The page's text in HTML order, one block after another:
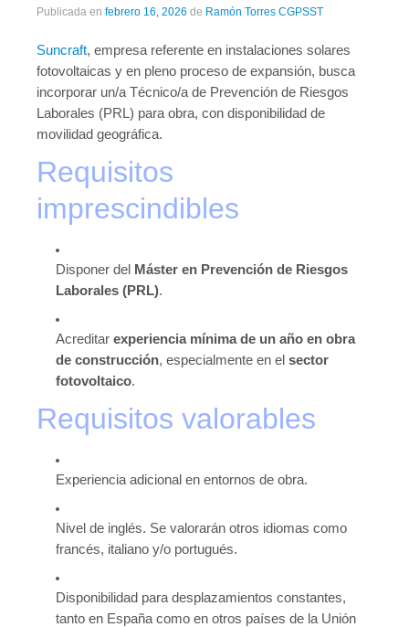
Publicaciones del CGPSST
Jurisprudencia
Publicaciones de las asociaciones
Publicaciones de otros colectivos
Prevencionistas
Novedades
Novedades de asociaciones
Novedades legislativas
Novedades tecnicas
Vídeos youtube
Acciones Formativas CGPSST
Ofertas
Publicada en febrero 16, 2026 de Ramón Torres CGPSST
Suncraft, empresa referente en instalaciones solares
fotovoltaicas y en pleno proceso de expansión, busca
incorporar un/a Técnico/a de Prevención de Riesgos
Laborales (PRL) para obra, con disponibilidad de
movilidad geográfica.
Requisitos
imprescindibles
Disponer del Máster en Prevención de Riesgos
Laborales (PRL).
Acreditar experiencia mínima de un año en obra
de construcción, especialmente en el sector
fotovoltaico.
Requisitos valorables
Experiencia adicional en entornos de obra.
Nivel de inglés. Se valorarán otros idiomas como
francés, italiano y/o portugués.
Disponibilidad para desplazamientos constantes,
tanto en España como en otros países de la Unión